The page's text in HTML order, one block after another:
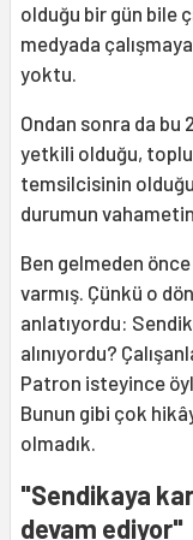
olduğu bir gün bile
medyada
yoktu.
Ondan sonra da bu
yetkili olduğu, toplu
temsilcisinin olduğu
durumun
Ben gelmeden önce
varmış. Çünkü o
anlatıyordu:
alınıyordu?
Patron isteyince
Bunun gibi çok
olmadık.
"Sendikaya
devam ediyor"